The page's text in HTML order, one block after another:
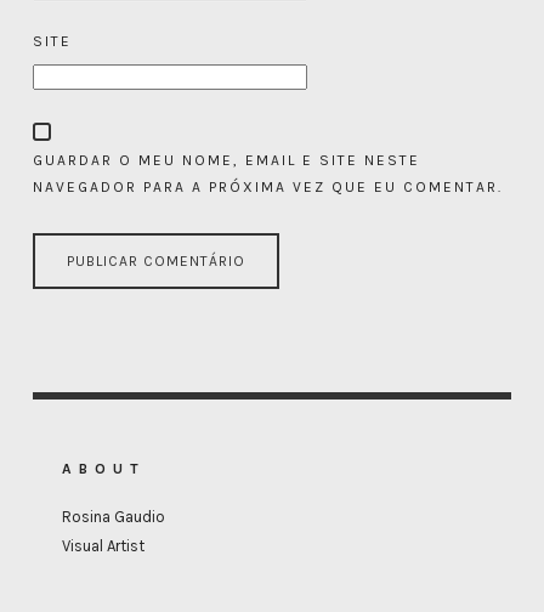
SITE
GUARDAR O MEU NOME, EMAIL E SITE NESTE
NAVEGADOR PARA A PRÓXIMA VEZ QUE EU COMENTAR.
ABOUT
Rosina Gaudio
Visual Artist